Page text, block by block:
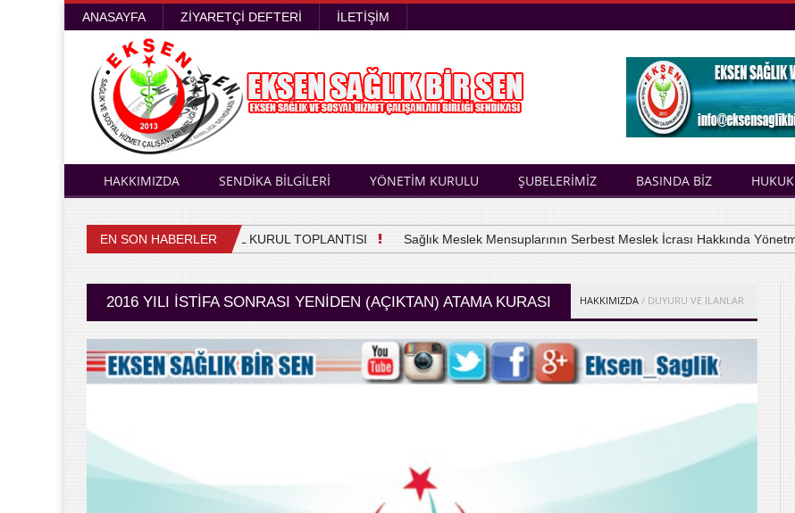
ANASAYFA ZIYARETÇI DEFTERI İLETIŞIM
HAKKIMIZDA SENDİKA BİLGİLERİ YÖNETİM KURULU ŞUBELERİMİZ BASINDA BİZ HUKUK
EN SON HABERLER
4. OLAĞAN GENEL KURUL TOPLANTISI Sağlık Meslek Mensuplarının Serbest Meslek İcrası Hakkında Yönetmelik
2016 YILI İSTIFA SONRASI YENIDEN (AÇIKTAN) ATAMA KURASI HAKKIMIZDA / DUYURU VE İLANLAR